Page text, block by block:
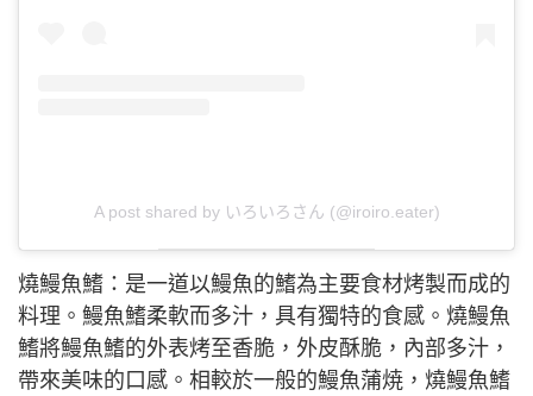
A post shared by いろいろさん (@iroiro.eater)
燒鰻魚鰭：是一道以鰻魚的鰭為主要食材烤製而成的
料理。鰻魚鰭柔軟而多汁，具有獨特的食感。燒鰻魚
鰭將鰻魚鰭的外表烤至香脆，外皮酥脆，內部多汁，
帶來美味的口感。相較於一般的鰻魚蒲焼，燒鰻魚鰭